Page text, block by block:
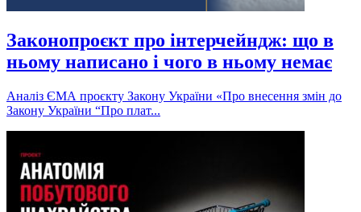
Законопроєкт про інтерчейндж: що в
ньому написано і чого в ньому немає
Аналіз ЄМА проєкту Закону України «Про внесення змін до
Закону України “Про плат...